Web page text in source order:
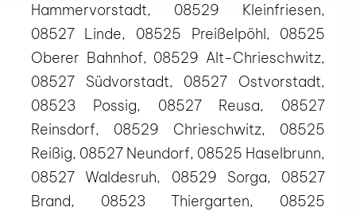
Hammervorstadt, 08529 Kleinfriesen,
08527 Linde, 08525 Preißelpöhl, 08525
Oberer Bahnhof, 08529 Alt-Chrieschwitz,
08527 Südvorstadt, 08527 Ostvorstadt,
08523 Possig, 08527 Reusa, 08527
Reinsdorf, 08529 Chrieschwitz, 08525
Reißig, 08527 Neundorf, 08525 Haselbrunn,
08527 Waldesruh, 08529 Sorga, 08527
Brand, 08523 Thiergarten, 08525